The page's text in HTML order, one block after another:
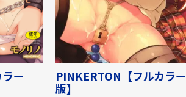
ー
PINKERTON【フルカラー
版】